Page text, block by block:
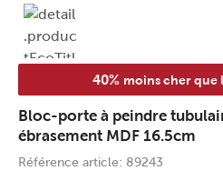
40% moins cher que
Bloc-porte à peindre
ébrasement MDF 16.5cm
Référence article: 89243